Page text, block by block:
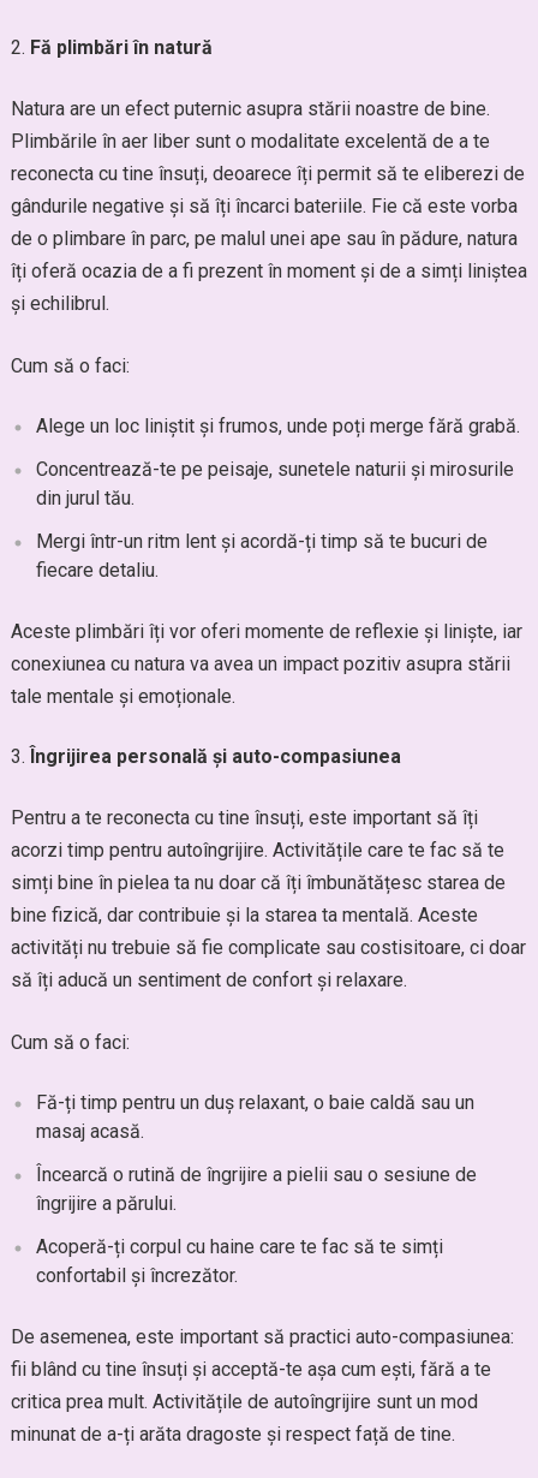
Fă plimbări în natură
Natura are un efect puternic asupra stării noastre de bine.
Plimbările în aer liber sunt o modalitate excelentă de a te
reconecta cu tine însuți, deoarece îți permit să te eliberezi de
gândurile negative și să îți încarci bateriile. Fie că este vorba
de o plimbare în parc, pe malul unei ape sau în pădure, natura
îți oferă ocazia de a fi prezent în moment și de a simți liniștea
și echilibrul.
Cum să o faci:
Alege un loc liniștit și frumos, unde poți merge fără grabă.
Concentrează-te pe peisaje, sunetele naturii și mirosurile
din jurul tău.
Mergi într-un ritm lent și acordă-ți timp să te bucuri de
fiecare detaliu.
Aceste plimbări îți vor oferi momente de reflexie și liniște, iar
conexiunea cu natura va avea un impact pozitiv asupra stării
tale mentale și emoționale.
Îngrijirea personală și auto-compasiunea
Pentru a te reconecta cu tine însuți, este important să îți
acorzi timp pentru autoîngrijire. Activitățile care te fac să te
simți bine în pielea ta nu doar că îți îmbunătățesc starea de
bine fizică, dar contribuie și la starea ta mentală. Aceste
activități nu trebuie să fie complicate sau costisitoare, ci doar
să îți aducă un sentiment de confort și relaxare.
Cum să o faci:
Fă-ți timp pentru un duș relaxant, o baie caldă sau un
masaj acasă.
Încearcă o rutină de îngrijire a pielii sau o sesiune de
îngrijire a părului.
Acoperă-ți corpul cu haine care te fac să te simți
confortabil și încrezător.
De asemenea, este important să practici auto-compasiunea:
fii blând cu tine însuți și acceptă-te așa cum ești, fără a te
critica prea mult. Activitățile de autoîngrijire sunt un mod
minunat de a-ți arăta dragoste și respect față de tine.